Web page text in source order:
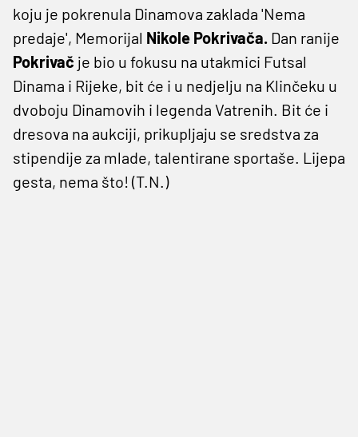
koju je pokrenula Dinamova zaklada 'Nema
predaje', Memorijal Nikole Pokrivača. Dan ranije
Pokrivač je bio u fokusu na utakmici Futsal
Dinama i Rijeke, bit će i u nedjelju na Klinčeku u
dvoboju Dinamovih i legenda Vatrenih. Bit će i
dresova na aukciji, prikupljaju se sredstva za
stipendije za mlade, talentirane sportaše. Lijepa
gesta, nema što! (T.N.)